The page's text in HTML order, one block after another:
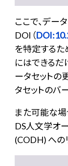
ここで、デー
DOI（
を特定するた
にはできるだ
ータセットの
タセットのバ
また可能な場
DS人文学オ
(CODH) への